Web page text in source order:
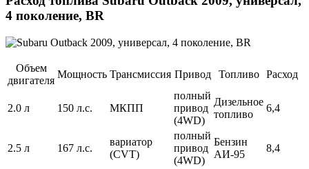
4 поколение, BR
Объем
двигателя
Мощность Трансмиссия Привод Топливо Расход
2.0 л 150 л.с. МКПП
полный
привод
(4WD)
Дизельное
топливо
6,4
2.5 л 167 л.с.
вариатор
(CVT)
полный
привод
(4WD)
Бензин
АИ-95
8,4